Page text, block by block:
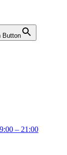
Button
– 21:00